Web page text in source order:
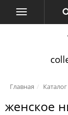
Главная Каталог
женское